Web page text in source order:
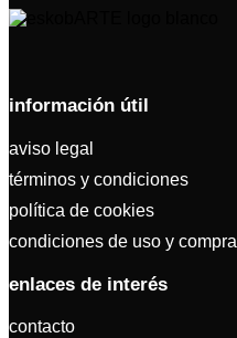
información útil
aviso legal
términos y condiciones
política de cookies
condiciones de uso y compra
enlaces de interés
contacto